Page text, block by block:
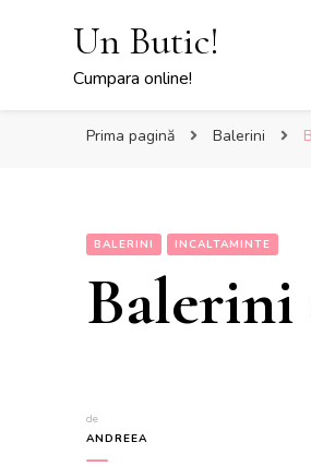
Un Butic!
Cumpara online!
Prima pagină Balerini
BALERINI INCALTAMINTE
Balerini
de
ANDREEA